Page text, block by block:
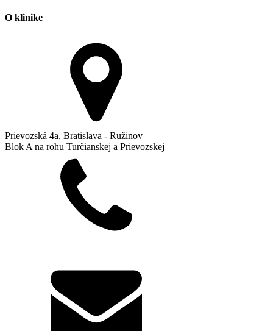
O klinike
Prievozská 4a, Bratislava - Ružinov
Blok A na rohu Turčianskej a Prievozskej